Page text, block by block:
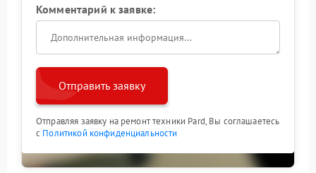
Комментарий к заявке:
Отправить заявку
Отправляя заявку на ремонт техники Pard, Вы соглашаетесь
с Политикой конфиденциальности